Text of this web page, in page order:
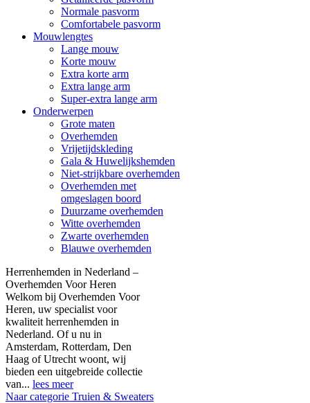
Normale pasvorm
Comfortabele pasvorm
Mouwlengtes
Lange mouw
Korte mouw
Extra korte arm
Extra lange arm
Super-extra lange arm
Onderwerpen
Grote maten
Overhemden
Vrijetijdskleding
Gala & Huwelijkshemden
Niet-strijkbare overhemden
Overhemden met
omgeslagen boord
Duurzame overhemden
Witte overhemden
Zwarte overhemden
Blauwe overhemden
Herrenhemden in Nederland –
Overhemden Voor Heren
Welkom bij Overhemden Voor
Heren, uw specialist voor
kwaliteit herrenhemden in
Nederland. Of u nu in
Amsterdam, Rotterdam, Den
Haag of Utrecht woont, wij
bieden een uitgebreide collectie
van... lees meer
Naar categorie Truien & Sweaters